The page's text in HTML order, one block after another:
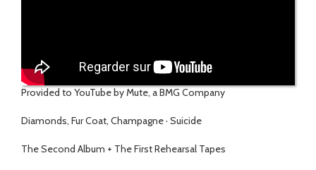
Provided to YouTube by Mute, a BMG Company
Diamonds, Fur Coat, Champagne · Suicide
The Second Album + The First Rehearsal Tapes